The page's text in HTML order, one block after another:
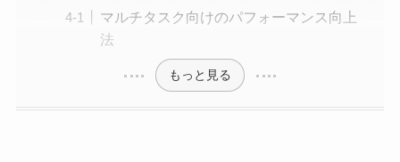
マルチタスク向けのパフォーマンス向上
法
もっと見る